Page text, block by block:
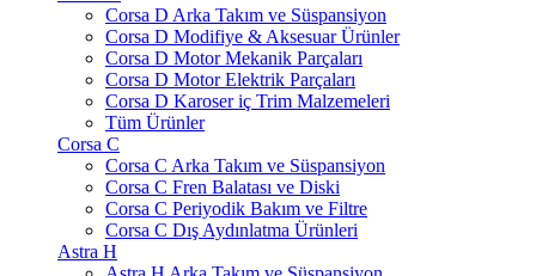
Corsa D Arka Takım ve Süspansiyon
Corsa D Modifiye & Aksesuar Ürünler
Corsa D Motor Mekanik Parçaları
Corsa D Motor Elektrik Parçaları
Corsa D Karoser iç Trim Malzemeleri
Tüm Ürünler
Corsa C
Corsa C Arka Takım ve Süspansiyon
Corsa C Fren Balatası ve Diski
Corsa C Periyodik Bakım ve Filtre
Corsa C Dış Aydınlatma Ürünleri
Astra H